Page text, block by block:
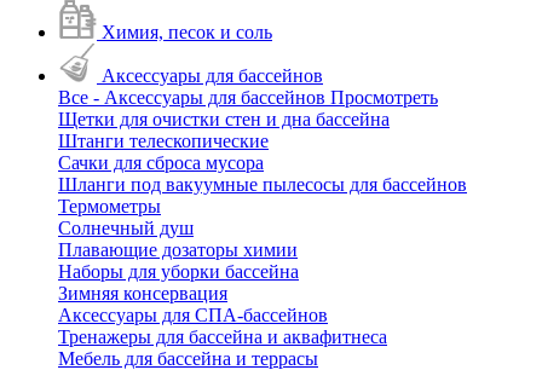
Химия, песок и соль
Аксессуары для бассейнов
Все - Аксессуары для бассейнов Просмотреть
Щетки для очистки стен и дна бассейна
Штанги телескопические
Сачки для сброса мусора
Шланги под вакуумные пылесосы для бассейнов
Термометры
Солнечный душ
Плавающие дозаторы химии
Наборы для уборки бассейна
Зимняя консервация
Аксессуары для СПА-бассейнов
Тренажеры для бассейна и аквафитнеса
Мебель для бассейна и террасы